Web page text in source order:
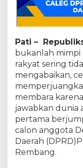
Pati –
bukanlah mimpi
rakyat sering
mengabaikan,
membara
jawabkan dunia
pertama
calon anggota
Daerah
Rembang.